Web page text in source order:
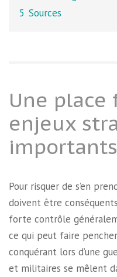
5 Sources
Une
enjeux
importants
Pour risquer de s’en
doivent être
forte contrôle
ce qui peut faire
conquérant lors d’une
et militaires se mêlent